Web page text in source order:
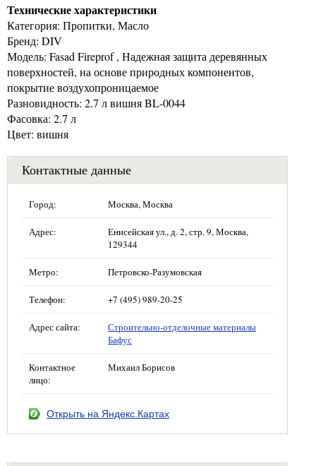
Технические характеристики
Категория: Пропитки, Масло
Бренд: DIV
Модель: Fasad Fireprof , Надежная защита деревянных
поверхностей, на основе природных компонентов,
покрытие воздухопроницаемое
Разновидность: 2.7 л вишня BL-0044
Фасовка: 2.7 л
Цвет: вишня
Контактные данные
Город: Москва, Москва
Адрес:
Енисейская ул., д. 2, стр. 9, Москва,
129344
Метро: Петровско-Разумовская
Телефон: +7 (495) 989-20-25
Адрес сайта:
Строительно-отделочные материалы
Бафус
Контактное
лицо:
Михаил Борисов
Открыть на Яндекс.Картах